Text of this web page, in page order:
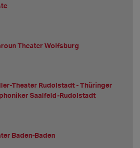
Theater Wolfsburg
Theater Rudolstadt - Thüringer
Saalfeld-Rudolstadt
Baden-Baden